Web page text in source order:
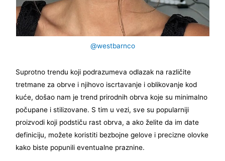
@westbarnco
Suprotno trendu koji podrazumeva odlazak na različite
tretmane za obrve i njihovo iscrtavanje i oblikovanje kod
kuće, došao nam je trend prirodnih obrva koje su minimalno
počupane i stilizovane. S tim u vezi, sve su popularniji
proizvodi koji podstiču rast obrva, a ako želite da im date
definiciju, možete koristiti bezbojne gelove i precizne olovke
kako biste popunili eventualne praznine.